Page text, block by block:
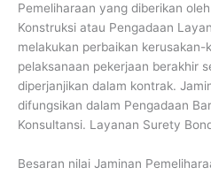
Pemeliharaan yang diberikan
Konstruksi atau Pengadaan
melakukan perbaikan
pelaksanaan pekerjaan berakhir
diperjanjikan dalam kontrak.
difungsikan dalam Pengadaan
Konsultansi. Layanan Surety
Besaran nilai Jaminan